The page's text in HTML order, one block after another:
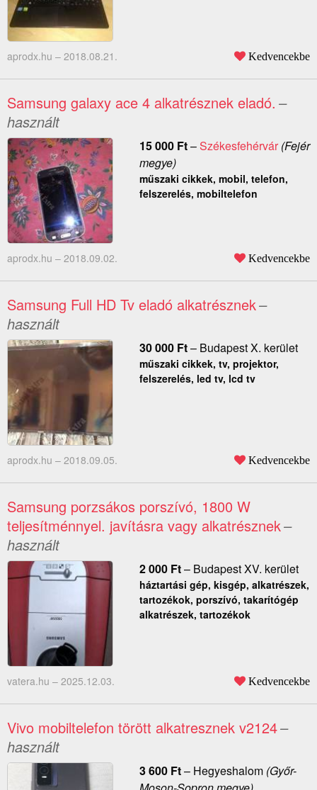
aprodx.hu – 2018.08.21. Kedvencekbe
Samsung galaxy ace 4 alkatrésznek eladó. –
használt
15 000 Ft–Székesfehérvár(Fejér
megye)
műszaki cikkek, mobil, telefon,
felszerelés, mobiltelefon
aprodx.hu – 2018.09.02. Kedvencekbe
Samsung Full HD Tv eladó alkatrésznek–
használt
30 000 Ft– Budapest X. kerület
műszaki cikkek, tv, projektor,
felszerelés, led tv, lcd tv
aprodx.hu – 2018.09.05. Kedvencekbe
Samsung porzsákos porszívó, 1800 W
teljesítménnyel. javításra vagy alkatrésznek–
használt
2 000 Ft– Budapest XV. kerület
háztartási gép, kisgép, alkatrészek,
tartozékok, porszívó, takarítógép
alkatrészek, tartozékok
vatera.hu – 2025.12.03. Kedvencekbe
Vivo mobiltelefon törött alkatresznek v2124–
használt
3 600 Ft– Hegyeshalom(Győr-